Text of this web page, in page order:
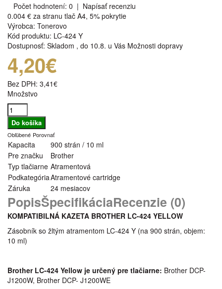
Počet hodnotení: 0 | Napísať recenziu
0.004 € za stranu tlač A4, 5% pokrytie
Výrobca: Tonerovo
Kód produktu: LC-424 Y
Dostupnosť: Skladom , do 10.8. u Vás Možnosti dopravy
4,20€
Bez DPH: 3,41€
Množstvo
Obľúbené Porovnať
Kapacita
900 strán / 10 ml
Pre značku
Brother
Typ tlačiarne Atramentová
PodkategóriaAtramentové cartridge
Záruka
24 mesiacov
PopisŠpecifikáciaRecenzie (0)
KOMPATIBILNÁ KAZETA BROTHER LC-424 YELLOW
Zásobník so žltým atramentom LC-424 Y (na 900 strán, objem:
10 ml)
Brother LC-424 Yellow je určený pre tlačiarne: Brother DCP-
J1200W, Brother DCP- J1200WE